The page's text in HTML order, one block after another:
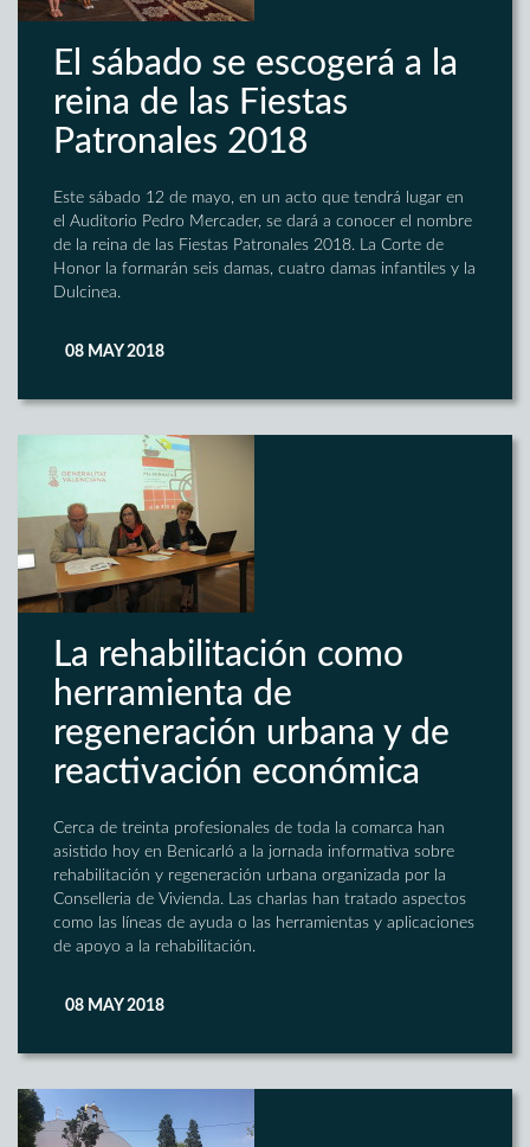
El sábado se escogerá a la
reina de las Fiestas
Patronales 2018
Este sábado 12 de mayo, en un acto que tendrá lugar en
el Auditorio Pedro Mercader, se dará a conocer el nombre
de la reina de las Fiestas Patronales 2018. La Corte de
Honor la formarán seis damas, cuatro damas infantiles y la
Dulcinea.
08 MAY 2018
La rehabilitación como
herramienta de
regeneración urbana y de
reactivación económica
Cerca de treinta profesionales de toda la comarca han
asistido hoy en Benicarló a la jornada informativa sobre
rehabilitación y regeneración urbana organizada por la
Conselleria de Vivienda. Las charlas han tratado aspectos
como las líneas de ayuda o las herramientas y aplicaciones
de apoyo a la rehabilitación.
08 MAY 2018